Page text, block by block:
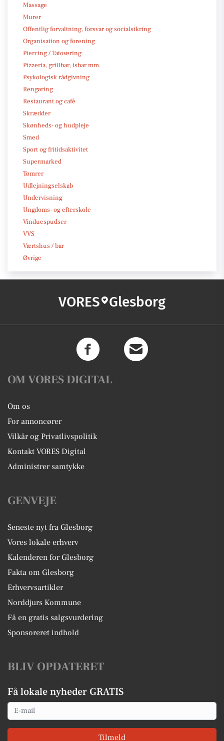
Massage
Murer
Offentlig forvaltning, forsvar og socialsikring
Organisation og forening
Piercing / Tatovering
Pizzeria, grillbar, isbar mm.
Psykologisk rådgivning
Rengøring
Restaurant og café
Skrædder
Skønheds- og hudpleje
Smed
Sport og fritidsaktivitet
Supermarked
Tømrer
Udlejningselskab
Undervisning
Ungdoms- og efterskole
Vinduespudser
VVS
Værtshus / bar
Øvrige
VORES Glesborg
OM VORES DIGITAL
Om os
For annoncører
Vilkår og Privatlivspolitik
Kontakt VORES Digital
Administrer samtykke
GENVEJE
Seneste nyt fra Glesborg
Vores lokale erhverv
Kalenderen for Glesborg
Fakta om Glesborg
Erhvervsartikler
Norddjurs Kommune
Få en gratis salgsvurdering
Sponsoreret indhold
BLIV OPDATERET
Få lokale nyheder GRATIS
Email
Tilmeld